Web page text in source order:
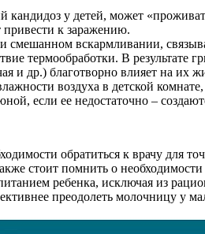
у детей, может
к заражению.
смешанном вскармливании,
термообработки. В
и др.) благотворно влияет на их
воздуха в детской
если ее недостаточно –
обратиться к врачу для
стоит помнить о
ребенка, исключая из
преодолеть молочницу у